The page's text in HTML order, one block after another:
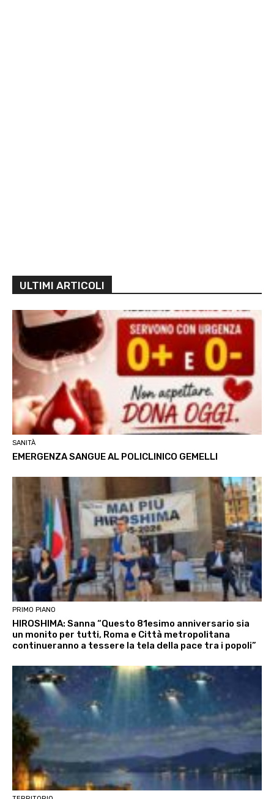
ULTIMI ARTICOLI
SANITÀ
EMERGENZA SANGUE AL POLICLINICO GEMELLI
PRIMO PIANO
HIROSHIMA: Sanna “Questo 81esimo anniversario sia
un monito per tutti, Roma e Città metropolitana
continueranno a tessere la tela della pace tra i popoli”